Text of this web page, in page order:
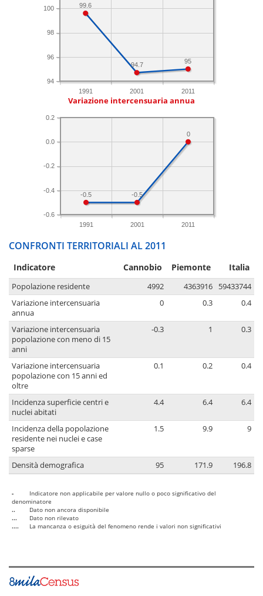
1991 2001 2011
94
96
98
100
95
94.7
99.6
Variazione intercensuaria annua
1991 2001 2011
-0.6
-0.4
-0.2
0.0
0.2
0
-0.5
-0.5
CONFRONTI TERRITORIALI AL 2011
Indicatore Cannobio Piemonte Italia
Popolazione residente 4992 4363916
59433744
Variazione intercensuaria
annua
0 0.3 0.4
Variazione intercensuaria
popolazione con meno di 15
anni
-0.3 1 0.3
Variazione intercensuaria
popolazione con 15 anni ed
oltre
0.1 0.2 0.4
Incidenza superficie centri e
nuclei abitati
4.4 6.4 6.4
Incidenza della popolazione
residente nei nuclei e case
sparse
1.5 9.9 9
Densità demografica 95 171.9 196.8
-
Indicatore non applicabile per valore nullo o poco significativo del
denominatore
..
Dato non ancora disponibile
...
Dato non rilevato
....
La mancanza o esiguità del fenomeno rende i valori non significativi